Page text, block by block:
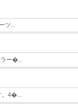
ツ...
ラー�...
。4�...